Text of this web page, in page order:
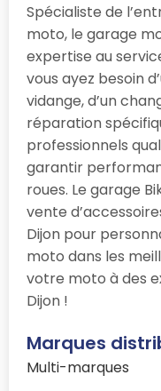
Spécialiste de
moto, le garage
expertise au
vous ayez besoin
vidange, d’un
réparation
professionnels
garantir
roues. Le garage
vente
Dijon pour
moto dans les
votre moto à des
Dijon !
Marques
Multi-marques